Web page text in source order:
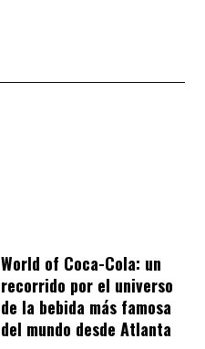
World of Coca-Cola: un
recorrido por el universo
de la bebida más famosa
del mundo desde Atlanta